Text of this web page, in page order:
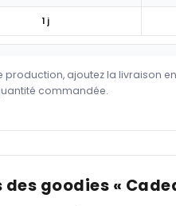
1 j
production, ajoutez la livraison
commandée.
des goodies «